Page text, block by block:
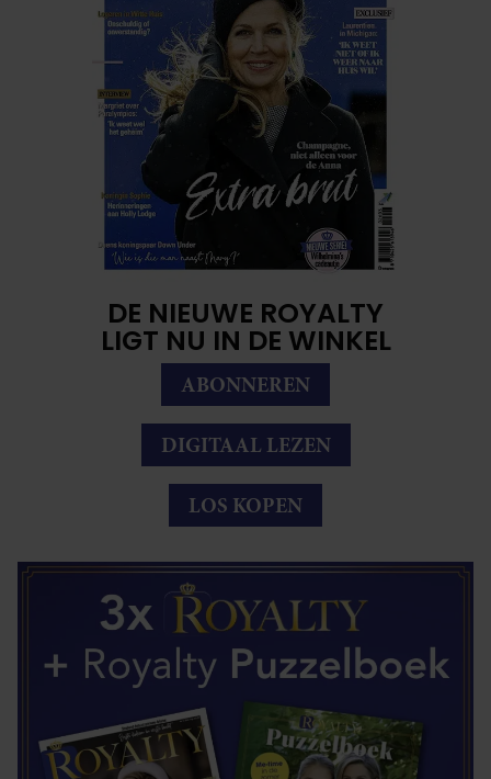
DE NIEUWE ROYALTY
LIGT NU IN DE WINKEL
ABONNEREN
DIGITAAL LEZEN
LOS KOPEN